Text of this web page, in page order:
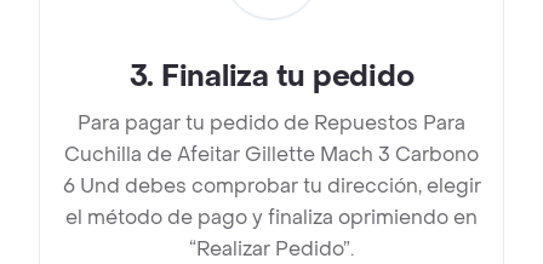
3. Finaliza tu pedido
Para pagar tu pedido de Repuestos Para
Cuchilla de Afeitar Gillette Mach 3 Carbono
6 Und debes comprobar tu dirección, elegir
el método de pago y finaliza oprimiendo en
“Realizar Pedido”.